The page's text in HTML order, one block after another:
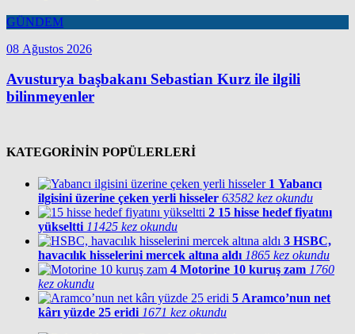
GÜNDEM
08 Ağustos 2026
Avusturya başbakanı Sebastian Kurz ile ilgili
bilinmeyenler
KATEGORİNİN POPÜLERLERİ
1 Yabancı
ilgisini üzerine çeken yerli hisseler 63582 kez okundu
2 15 hisse hedef fiyatını
yükseltti 11425 kez okundu
3 HSBC,
havacılık hisselerini mercek altına aldı 1865 kez okundu
4 Motorine 10 kuruş zam 1760
kez okundu
5 Aramco’nun net
kârı yüzde 25 eridi 1671 kez okundu